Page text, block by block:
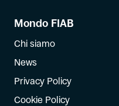
Mondo FIAB
Chi siamo
News
Privacy Policy
Cookie Policy